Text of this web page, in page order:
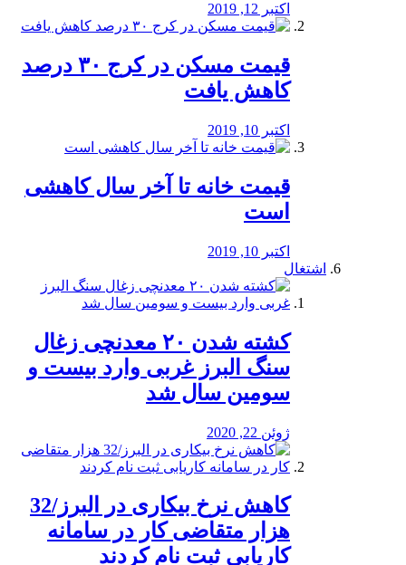
اکتبر 12, 2019
️قیمت مسکن در کرج ۳۰ درصد
کاهش یافت
اکتبر 10, 2019
قیمت خانه تا آخر سال کاهشی
است
اکتبر 10, 2019
اشتغال
کشته شدن ۲۰ معدنچی زغال
سنگ البرز غربی وارد بیست و
سومین سال شد
ژوئن 22, 2020
کاهش نرخ بیکاری در البرز/32
هزار متقاضی کار در سامانه
کاریابی ثبت نام کردند